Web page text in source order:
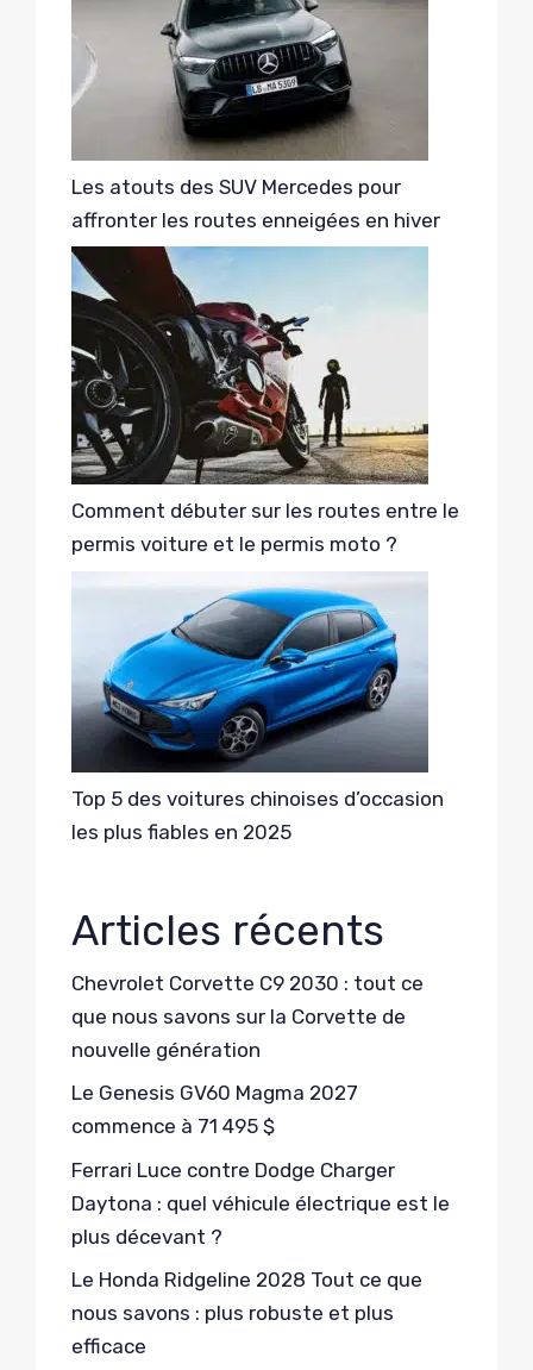
Les atouts des SUV Mercedes pour
affronter les routes enneigées en hiver
Comment débuter sur les routes entre le
permis voiture et le permis moto ?
Top 5 des voitures chinoises d’occasion
les plus fiables en 2025
Articles récents
Chevrolet Corvette C9 2030 : tout ce
que nous savons sur la Corvette de
nouvelle génération
Le Genesis GV60 Magma 2027
commence à 71 495 $
Ferrari Luce contre Dodge Charger
Daytona : quel véhicule électrique est le
plus décevant ?
Le Honda Ridgeline 2028 Tout ce que
nous savons : plus robuste et plus
efficace